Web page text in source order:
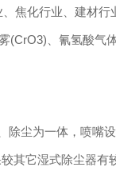
化行业、建材行
、氰氢酸气
尘为一体，喷嘴
其它湿式除尘器